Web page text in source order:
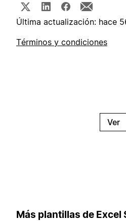
Última actualización: hace
Términos y condiciones
Ver
Más plantillas de Excel